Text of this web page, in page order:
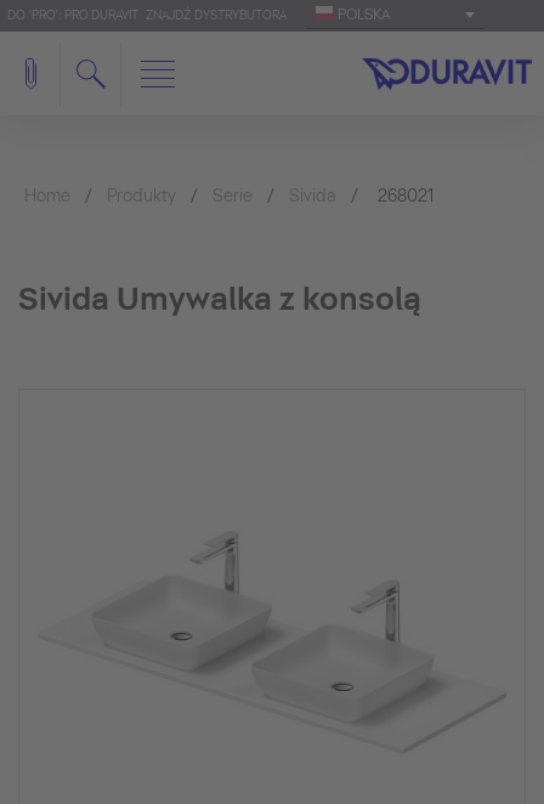
DO 'PRO': PRO.DURAVIT ZNAJDŹ DYSTRYBUTORA POLSKA
Home Produkty Serie Sivida 268021
Sivida Umywalka z konsolą